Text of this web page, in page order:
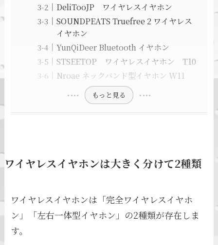
DeliTooJP ワイヤレスイヤホン
SOUNDPEATS Truefree 2 ワイヤレス
イヤホン
YunQiDeer Bluetooth イヤホン
STSEETOP ワイヤレスイヤホン T10
Nroae ネックバンド型イヤホン W11
もっと見る
ワイヤレスイヤホンは大きく分けて2種類
ワイヤレスイヤホンは「完全ワイヤレスイヤホ
ン」「左右一体型イヤホン」の2種類が存在しま
す。